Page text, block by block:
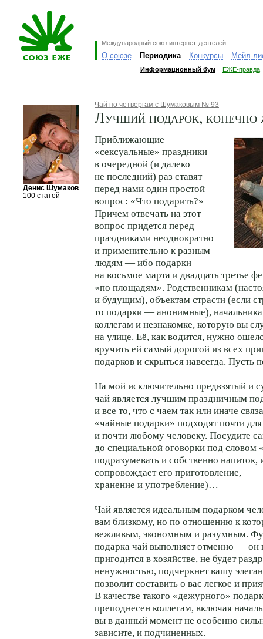
Международный союз интернет-деятелей
О союзе Периодика Конкурсы Мейл-
Информационный бум ЕЖЕ-правда
Денис Шумаков
100 статей
Чай по четвергам с Шумаковым № 93
Лучший подарок,
Приближающие
«сексуальные» праздники
в очередной (и далеко
не последний) раз ставят
перед нами один простой
вопрос: «Что подарить?»
Причем отвечать на этот
вопрос придется перед
праздниками неоднократно
и применительно к разным
людям — ибо подарки
на восьмое марта и двадцать третье
«по площадям». Родственникам
и будущим), объектам страсти (если
то подарки — анонимные),
коллегам и незнакомке, которую вы
на улице. Её, как водится, нужно
вручить ей самый дорогой из всех
подарков и скрыться навсегда. Пусть
На мой исключительно предвзятый и
чай является лучшим праздничным
и все то, что с чаем так или иначе
«чайные подарки» подходят почти
и почти любому человеку. Посудите
до специальной оговорки под словом
подразумевать и собственно напиток,
сопровождает его приготовление,
хранение и употребление)…
Чай является идеальным подарком
вам близкому, но по отношению к
вежливым, экономным и разумным.
подарка чай выполняет отменно — он
пригодится в хозяйстве, не будет
ненужностью, подчеркнет вашу
позволит составить о вас легкое и
В качестве такого «дежурного»
преподнесен коллегам, включая
вы в данный момент не особенно
зависите, и подчиненных.